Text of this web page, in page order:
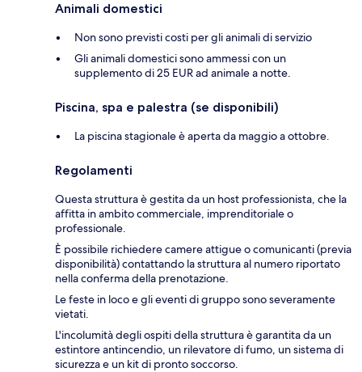
Animali domestici
Non sono previsti costi per gli animali di servizio
Gli animali domestici sono ammessi con un
supplemento di 25 EUR ad animale a notte.
Piscina, spa e palestra (se disponibili)
La piscina stagionale è aperta da maggio a ottobre.
Regolamenti
Questa struttura è gestita da un host professionista, che la
affitta in ambito commerciale, imprenditoriale o
professionale.
È possibile richiedere camere attigue o comunicanti (previa
disponibilità) contattando la struttura al numero riportato
nella conferma della prenotazione.
Le feste in loco e gli eventi di gruppo sono severamente
vietati.
L'incolumità degli ospiti della struttura è garantita da un
estintore antincendio, un rilevatore di fumo, un sistema di
sicurezza e un kit di pronto soccorso.